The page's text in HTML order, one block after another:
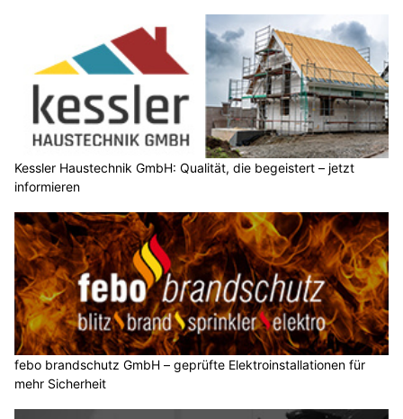
Kessler Haustechnik GmbH: Qualität, die begeistert – jetzt
informieren
febo brandschutz GmbH – geprüfte Elektroinstallationen für
mehr Sicherheit